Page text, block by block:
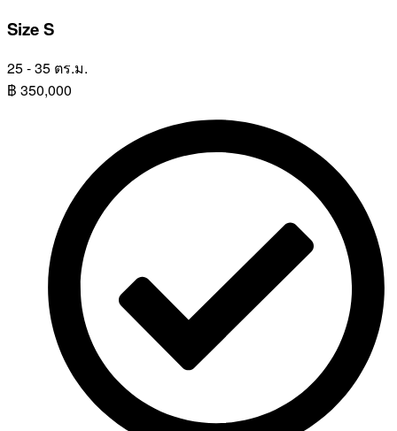
Size S
25 - 35 ตร.ม.
฿ 350,000